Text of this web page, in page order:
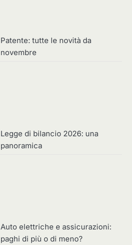
Patente: tutte le novità da
novembre
Legge di bilancio 2026: una
panoramica
Auto elettriche e assicurazioni:
paghi di più o di meno?